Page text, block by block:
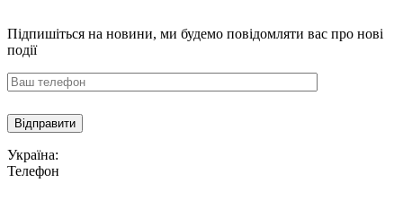
Підпишіться на новини, ми будемо повідомляти вас про нові
події
Україна:
Телефон